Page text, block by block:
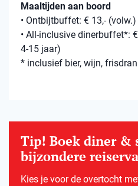
Maaltijden aan boord
• Ontbijtbuffet: € 13,-
• All-inclusive dinerbuffet*:
4-15 jaar)
* inclusief bier, wijn,
Tip! Boek diner &
bijzondere
Kies je voor de overtocht